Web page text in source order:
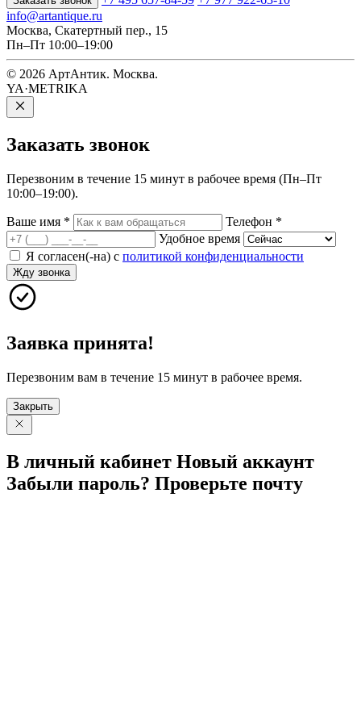
info@artantique.ru
Москва, Скатертный пер., 15
Пн–Пт 10:00–19:00
© 2026 АртАнтик. Москва.
YA·METRIKA
Заказать звонок
Перезвоним в течение 15 минут в рабочее время (Пн–Пт
10:00–19:00).
Ваше имя * Телефон *
Удобное время
Я согласен(-на) с политикой конфиденциальности
Жду звонка
Заявка принята!
Перезвоним вам в течение 15 минут в рабочее время.
Закрыть
В личный кабинет Новый аккаунт
Забыли пароль? Проверьте почту